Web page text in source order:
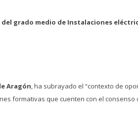
grado medio de Instalaciones
Aragón, ha subrayado el “contexto de
formativas que cuenten con el